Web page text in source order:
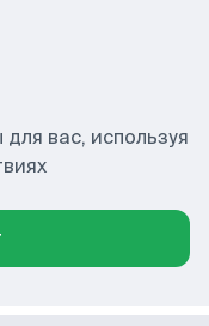
вас, используя